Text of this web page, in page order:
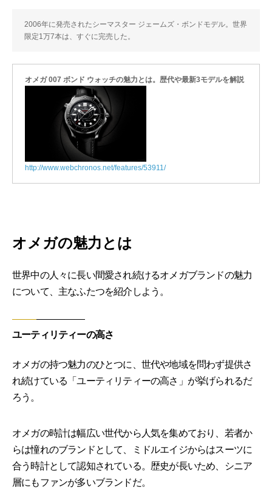
2006年に発売されたシーマスター ジェームズ・ボンドモデル。世界
限定1万7本は、すぐに完売した。
オメガ 007 ボンド ウォッチの魅力とは。歴代や最新3モデルを解説
http://www.webchronos.net/features/53911/
オメガの魅力とは
世界中の人々に長い間愛され続けるオメガブランドの魅力
について、主なふたつを紹介しよう。
ユーティリティーの高さ
オメガの持つ魅力のひとつに、世代や地域を問わず提供さ
れ続けている「ユーティリティーの高さ」が挙げられるだ
ろう。
オメガの時計は幅広い世代から人気を集めており、若者か
らは憧れのブランドとして、ミドルエイジからはスーツに
合う時計として認知されている。歴史が長いため、シニア
層にもファンが多いブランドだ。